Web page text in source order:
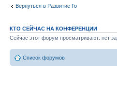
Вернуться в Развитие Го
КТО СЕЙЧАС НА КОНФЕРЕНЦИИ
Сейчас этот форум просматривают: нет
Список форумов